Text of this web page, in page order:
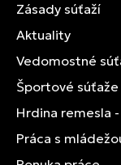
Zásady súťaží
Aktuality
Vedomostné
Športové súťaže
Hrdina remesla
Práca s